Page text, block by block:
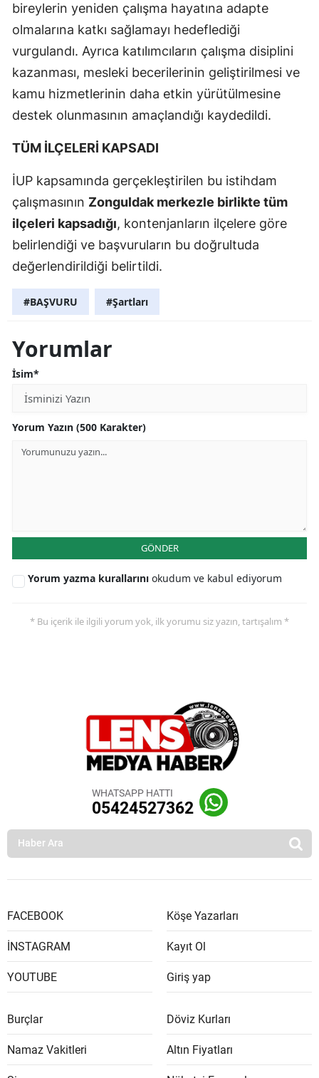
bireylerin yeniden çalışma hayatına adapte
olmalarına katkı sağlamayı hedeflediği
vurgulandı. Ayrıca katılımcıların çalışma disiplini
kazanması, mesleki becerilerinin geliştirilmesi ve
kamu hizmetlerinin daha etkin yürütülmesine
destek olunmasının amaçlandığı kaydedildi.
TÜM İLÇELERİ KAPSADI
İUP kapsamında gerçekleştirilen bu istihdam
çalışmasının Zonguldak merkezle birlikte tüm
ilçeleri kapsadığı, kontenjanların ilçelere göre
belirlendiği ve başvuruların bu doğrultuda
değerlendirildiği belirtildi.
#BAŞVURU #Şartları
Yorumlar
İsim*
Yorum Yazın (500 Karakter)
GÖNDER
Yorum yazma kurallarını okudum ve kabul ediyorum
* Bu içerik ile ilgili yorum yok, ilk yorumu siz yazın, tartışalım *
WHATSAPP HATTI
05424527362
FACEBOOK
İNSTAGRAM
YOUTUBE
Köşe Yazarları
Kayıt Ol
Giriş yap
Burçlar
Namaz Vakitleri
Döviz Kurları
Altın Fiyatları